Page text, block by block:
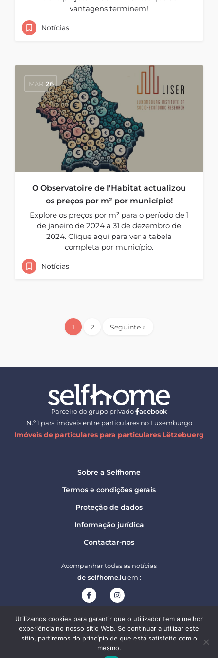
vantagens terminem!
Notícias
MAR 26
O Observatoire de l'Habitat actualizou
os preços por m² por município!
Explore os preços por m² para o período de 1
de janeiro de 2024 a 31 de dezembro de
2024. Clique aqui para ver a tabela
completa por município.
Notícias
1 2 Seguinte »
Parceiro do grupo privado
acebook
N.º 1 para imóveis entre particulares no Luxemburgo
Imóveis de particulares para particulares Lëtzebuerg
Sobre a Selfhome
Termos e condições gerais
Proteção de dados
Informação jurídica
Contactar-nos
Acompanhar todas as notícias
de selfhome.lu em :
TechEstate B287255
Utilizamos cookies para garantir que o utilizador tem a melhor
experiência no nosso sítio Web. Se continuar a utilizar este
sítio, partiremos do princípio de que está satisfeito com o
mesmo.